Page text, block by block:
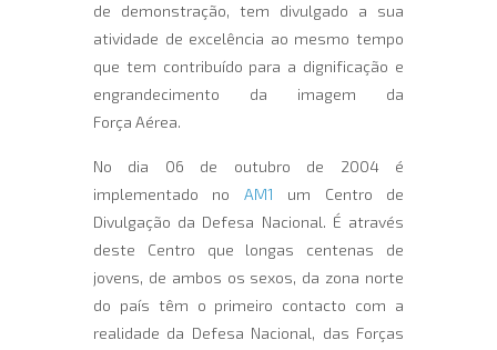
de demonstração, tem divulgado a sua
atividade de excelência ao mesmo tempo
que tem contribuído para a dignificação e
engrandecimento da imagem da
Força Aérea.
No dia 06 de outubro de 2004 é
implementado no AM1
um Centro de
Divulgação da Defesa Nacional. É através
deste Centro que longas centenas de
jovens, de ambos os sexos, da zona norte
do país têm o primeiro contacto com a
realidade da Defesa Nacional, das Forças